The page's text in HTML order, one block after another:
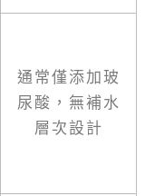
通常僅添加玻
尿酸，無補水
層次設計